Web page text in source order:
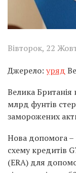
Вівторок, 22
Джерело: уряд
Велика Британія
млрд фунтів
заморожених
Нова допомога –
схему кредитів
(ERA) для